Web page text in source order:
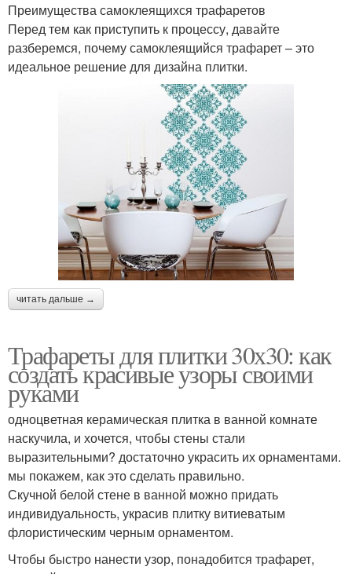
Преимущества самоклеящихся трафаретов
Перед тем как приступить к процессу, давайте
разберемся, почему самоклеящийся трафарет – это
идеальное решение для дизайна плитки.
читать дальше →
Трафареты для плитки 30х30: как
создать красивые узоры своими
руками
одноцветная керамическая плитка в ванной комнате
наскучила, и хочется, чтобы стены стали
выразительными? достаточно украсить их орнаментами.
мы покажем, как это сделать правильно.
Скучной белой стене в ванной можно придать
индивидуальность, украсив плитку витиеватым
флористическим черным орнаментом.
Чтобы быстро нанести узор, понадобится трафарет,